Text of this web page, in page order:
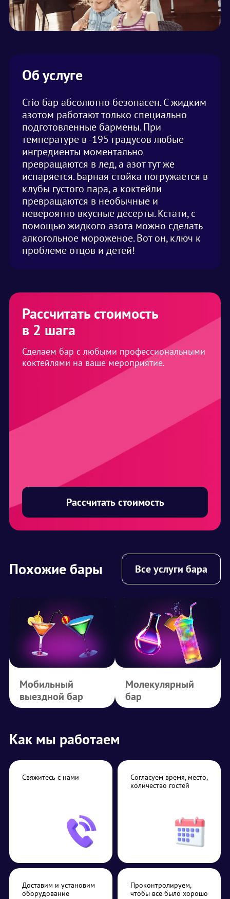
Об услуге
Crio бар абсолютно безопасен. С жидким
азотом работают только специально
подготовленные бармены. При
температуре в -195 градусов любые
ингредиенты моментально
превращаются в лед, а азот тут же
испаряется. Барная стойка погружается в
клубы густого пара, а коктейли
превращаются в необычные и
невероятно вкусные десерты. Кстати, с
помощью жидкого азота можно сделать
алкогольное мороженое. Вот он, ключ к
проблеме отцов и детей!
Рассчитать стоимость
в 2 шага
Сделаем бар с любыми профессиональными
коктейлями на ваше мероприятие.
Рассчитать стоимость
Похожие бары Все услуги бара
Мобильный
выездной бар
Молекулярный
бар
Как мы работаем
Свяжитесь с нами
Согласуем время, место,
количество гостей
Доставим и установим
оборудование
Проконтролируем,
чтобы все было хорошо